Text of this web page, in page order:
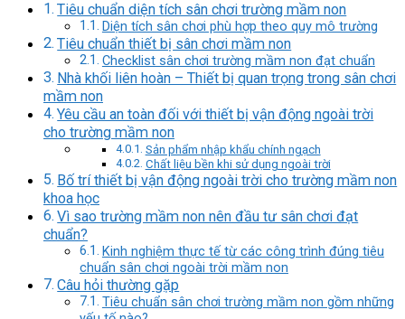
Tiêu chuẩn diện tích sân chơi trường mầm non
Diện tích sân chơi phù hợp theo quy mô trường
Tiêu chuẩn thiết bị sân chơi mầm non
Checklist sân chơi trường mầm non đạt chuẩn
Nhà khối liên hoàn – Thiết bị quan trọng trong sân chơi
mầm non
Yêu cầu an toàn đối với thiết bị vận động ngoài trời
cho trường mầm non
Sản phẩm nhập khẩu chính ngạch
Chất liệu bền khi sử dụng ngoài trời
Bố trí thiết bị vận động ngoài trời cho trường mầm non
khoa học
Vì sao trường mầm non nên đầu tư sân chơi đạt
chuẩn?
Kinh nghiệm thực tế từ các công trình đúng tiêu
chuẩn sân chơi ngoài trời mầm non
Câu hỏi thường gặp
Tiêu chuẩn sân chơi trường mầm non gồm những